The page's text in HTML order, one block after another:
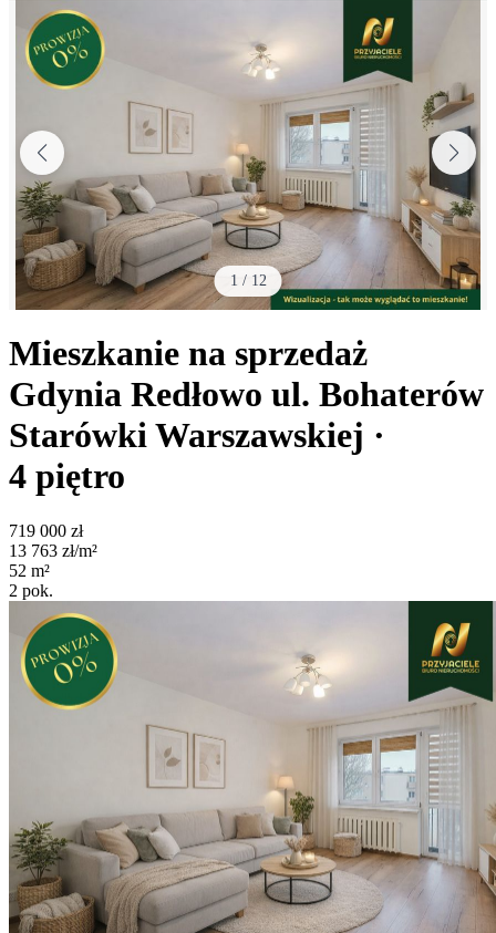
1 / 12
Mieszkanie na sprzedaż
Gdynia Redłowo ul. Bohaterów
Starówki Warszawskiej ·
4 piętro
719 000 zł
13 763 zł/m²
52 m²
2 pok.